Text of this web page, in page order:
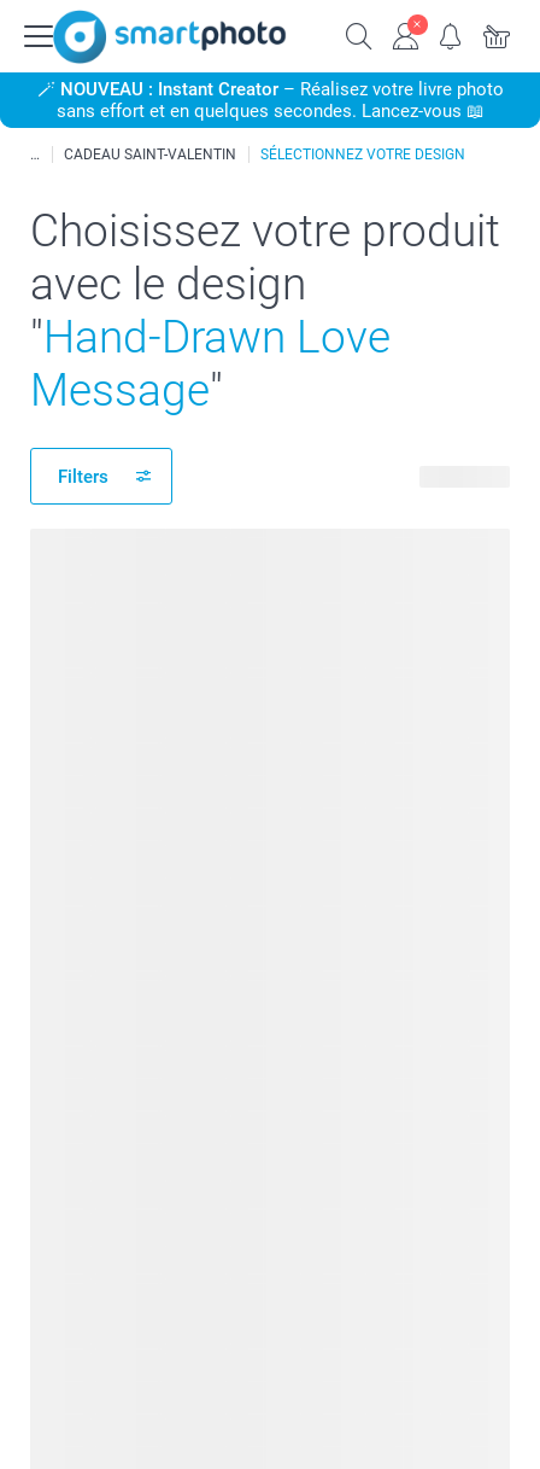
🪄 NOUVEAU : Instant Creator– Réalisez votre livre photo
sans effort et en quelques secondes. Lancez-vous 📖
CADEAU SAINT-VALENTIN SÉLECTIONNEZ VOTRE DESIGN
Choisissez votre produit
avec le design
"Hand-Drawn Love
Message"
Filters